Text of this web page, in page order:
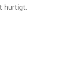
hurtigt.